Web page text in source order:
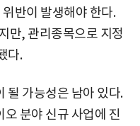
반이 발생해야 한다.
만, 관리종목으로 지정
다.
될 가능성은 남아 있다.
분야 신규 사업에 진